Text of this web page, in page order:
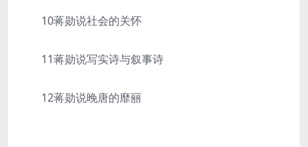
10蒋勋说社会的关怀
11蒋勋说写实诗与叙事诗
12蒋勋说晚唐的靡丽